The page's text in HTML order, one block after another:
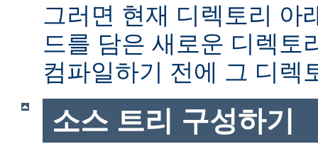
그러면 현재 디렉토리 아
드를 담은 새로운 디렉토
컴파일하기 전에 그 디렉
소스 트리 구성하기